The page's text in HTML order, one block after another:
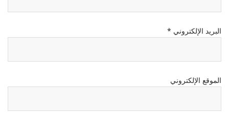
البريد الإلكتروني *
الموقع الإلكتروني